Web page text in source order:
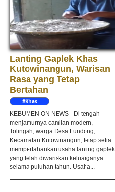
Lanting Gaplek Khas
Kutowinangun, Warisan
Rasa yang Tetap
Bertahan
#Khas
KEBUMEN ON NEWS - Di tengah
menjamurnya camilan modern,
Tolingah, warga Desa Lundong,
Kecamatan Kutowinangun, tetap setia
mempertahankan usaha lanting gaplek
yang telah diwariskan keluarganya
selama puluhan tahun. Usaha...